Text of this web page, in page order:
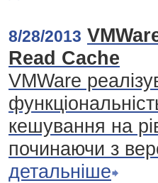
8/28/2013
Read Cache
VMWare
кешування на
починаючи з
детальніше